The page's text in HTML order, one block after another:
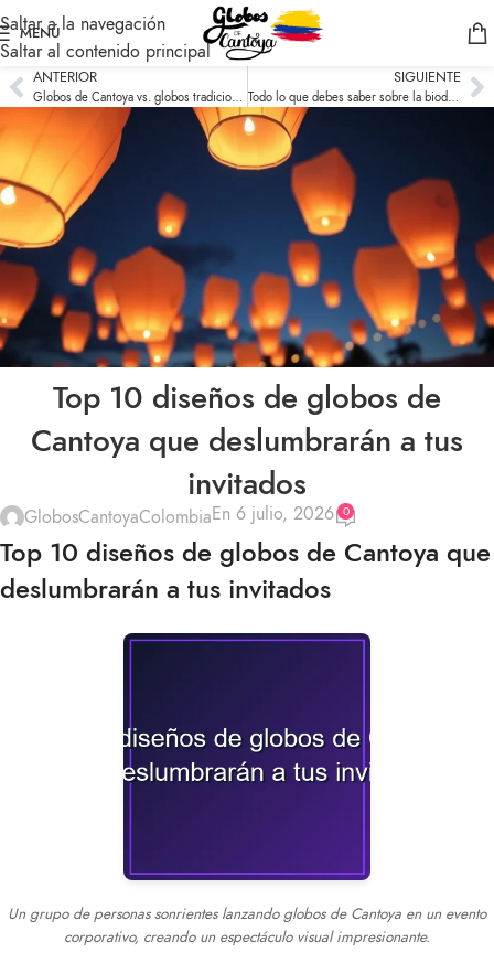
Saltar a la navegación
Saltar al contenido principal
MENÚ
ANTERIOR
Globos de Cantoya vs. globos tradicionales: ¿Cuál es la mejor opción para tu celebración?
SIGUIENTE
Todo lo que debes saber sobre la biodegradabilidad de los globos de Cantoya
Top 10 diseños de globos de
Cantoya que deslumbrarán a tus
invitados
GlobosCantoyaColombiaEn 6 julio, 2026 0
Top 10 diseños de globos de Cantoya que
deslumbrarán a tus invitados
Un grupo de personas sonrientes lanzando globos de Cantoya en un evento
corporativo, creando un espectáculo visual impresionante.